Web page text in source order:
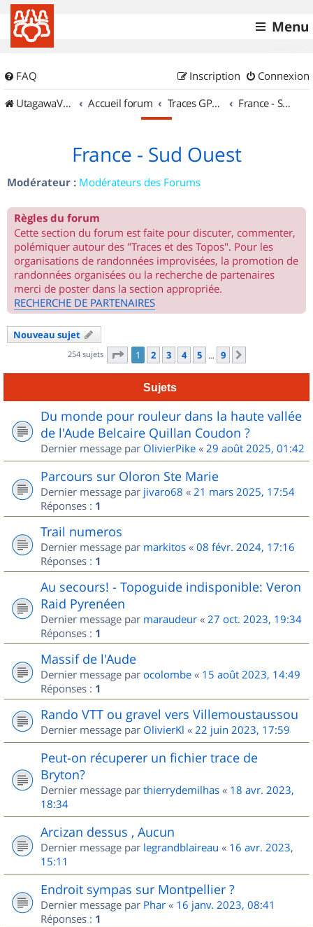
Menu
FAQ Connexion
Inscription
UtagawaVTT (Randos VTT et VTTAE avec traces GPS)
Accueil forum Traces GPS de randos VTT France - Sud Ouest
France - Sud Ouest
Modérateur : Modérateurs des Forums
Règles du forum
Cette section du forum est faite pour discuter, commenter,
polémiquer autour des "Traces et des Topos". Pour les
organisations de randonnées improvisées, la promotion de
randonnées organisées ou la recherche de partenaires
merci de poster dans la section appropriée.
RECHERCHE DE PARTENAIRES
Nouveau sujet
254 sujets Page 1sur
1 2 3 4 5 … 9
Sujets
Du monde pour rouleur dans la haute vallée
de l'Aude Belcaire Quillan Coudon ?
Dernier message par OlivierPike « 29 août 2025, 01:42
Parcours sur Oloron Ste Marie
Dernier message par jivaro68 « 21 mars 2025, 17:54
Réponses : 1
Trail numeros
Dernier message par markitos « 08 févr. 2024, 17:16
Réponses : 1
Au secours! - Topoguide indisponible: Veron
Raid Pyrenéen
Dernier message par maraudeur « 27 oct. 2023, 19:34
Réponses : 1
Massif de l'Aude
Dernier message par ocolombe « 15 août 2023, 14:49
Réponses : 1
Rando VTT ou gravel vers Villemoustaussou
Dernier message par OlivierKl « 22 juin 2023, 17:59
Peut-on récuperer un fichier trace de
Bryton?
Dernier message par thierrydemilhas « 18 avr. 2023,
18:34
Arcizan dessus , Aucun
Dernier message par legrandblaireau « 16 avr. 2023,
15:11
Endroit sympas sur Montpellier ?
Dernier message par Phar « 16 janv. 2023, 08:41
Réponses : 1